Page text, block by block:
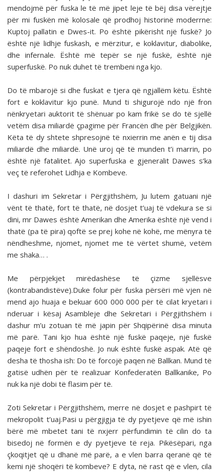
mendojmë për fuska le të më jipet leje të bëj disa vërejtje
për mi fuskën më kolosale që prodhoj historinë moderrne:
Kuptoj pallatin e Dwes-it. Po është pikërisht një fuskë? Jo
është një lidhje fuskash, e mërzitur, e koklavitur, diabolike,
dhe infernale. Është më tepër se një fuskë, është një
superfuskë. Po nuk duhet të trembeni nga kjo.
Do të mbarojë si dhe fuskat e tjera që ngjallëm këtu. Është
fort e koklavitur kjo punë. Mund ti shigurojë ndo një fron
nënkryetari auktorit të shënuar po kam frikë se do të sjellë
vetëm disa miliardë çpagime për Francën dhe për Belgjikën.
Këta të dy shtete shpresojnë të nxierrin me anën e tij disa
miliardë dhe miliardë. Unë uroj që të munden t’i marrin, po
është një fatalitet. Ajo superfuska e gjeneralit Dawes s’ka
veç të referohet Lidhja e Kombeve.
I dashuri im Sekretar i Përgjithshëm, Ju lutem gatuani një
vënt të thatë, fort të thatë, në dosjet t’uaj të vdekura se si
dini, mr Dawes është Amerikan dhe Amerika është një vend i
thatë (pa të pira) qoftë se prej kohe në kohë, me mënyra të
nëndheshme, njomet, njomet me të vërtet shumë, vetëm
me shaka… .
Me përpjekjet mirëdashëse të çizme sjellësve
(kontrabandistëve).Duke folur për fuska përsëri më vjen në
mend ajo huaja e bekuar 600 000 000 për të cilat kryetari i
nderuar i kësaj Asambleje dhe Sekretari i Përgjithshëm i
dashur m’u zotuan të më japin për Shqipërinë disa minuta
më parë. Tani kjo hua është një fuskë paqeje, një fuskë
paqeje fort e shëndoshë. Jo nuk është fuskë aspak. Atë që
desha të thosha ish: Do të forcojë paqen në Ballkan. Mund të
gatisë udhën për të realizuar Konfederatën Ballkanike, Po
nuk ka një dobi të flasim për të.
Zoti Sekretar i Përgjithshëm, merre në dosjet e pashpirt të
mekropolit t’uaj.Pasi u përgjigja të dy pyetjeve që më ishin
bërë më mbetet tani të nxjerr përfundimin të cilin do ta
bisedoj në formën e dy pyetjeve të reja. Pikësëpari, nga
çkoqitjet që u dhanë më parë, a e vlen barra qeranë që të
kemi një shoqëri të kombeve? E dyta, në rast që e vlen, cila